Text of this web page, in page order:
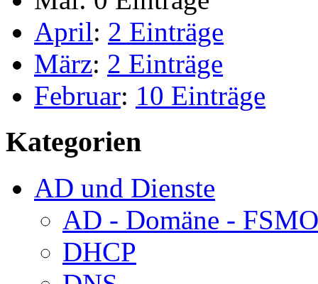
April: 2 Einträge
März: 2 Einträge
Februar: 10 Einträge
Kategorien
AD und Dienste
AD - Domäne - FSMO
DHCP